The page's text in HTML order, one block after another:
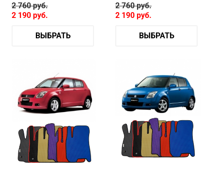
2 760руб.
2 190 руб.
ВЫБРАТЬ
2 760руб.
2 190 руб.
ВЫБРАТЬ